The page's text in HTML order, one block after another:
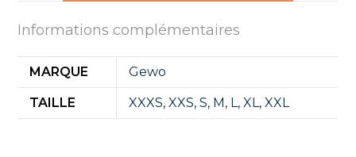
Informations complémentaires
MARQUE Gewo
TAILLE XXXS,XXS,S, M, L,XL,XXL